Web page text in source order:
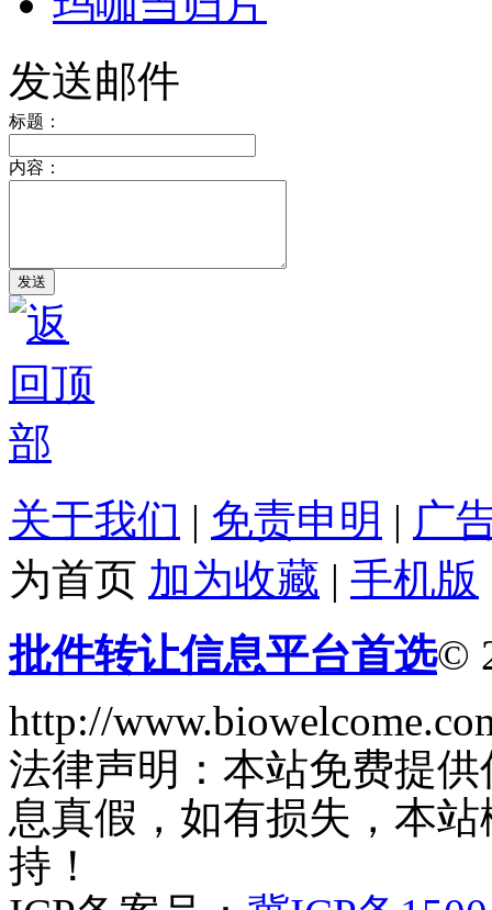
发送邮件
标题：
内容：
关于我们 | 免责申明 | 广
为首页 加为收藏 | 手机版
批件转让信息平台首选©
http://
法律声明：本站免费提
息真假，如有损失，本
持！